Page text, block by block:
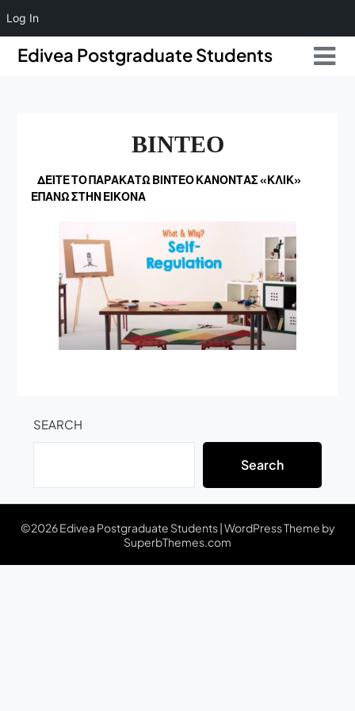
Log In
Skip
SkipEdivea Postgraduate Students
ΒΙΝΤΕΟ
ΔΕΙΤΕ ΤΟ ΠΑΡΑΚΑΤΩ ΒΙΝΤΕΟ ΚΑΝΟΝΤΑΣ «ΚΛΙΚ»
ΕΠΑΝΩ ΣΤΗΝ ΕΙΚΟΝΑ
SEARCH
Search
©2026 Edivea Postgraduate Students| WordPress Theme by
SuperbThemes.com